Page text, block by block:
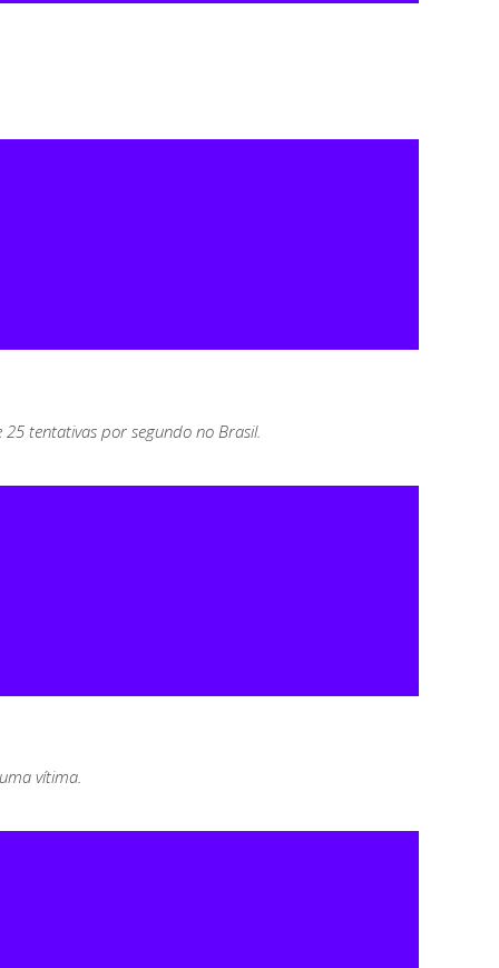
tentativas por segundo no Brasil.
vítima.